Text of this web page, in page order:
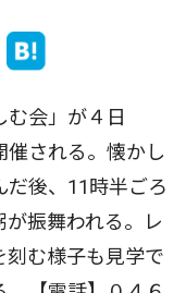
会」が４日
催される。懐かし
だ後、11時半ごろ
振舞われる。レ
刻む様子も見学で